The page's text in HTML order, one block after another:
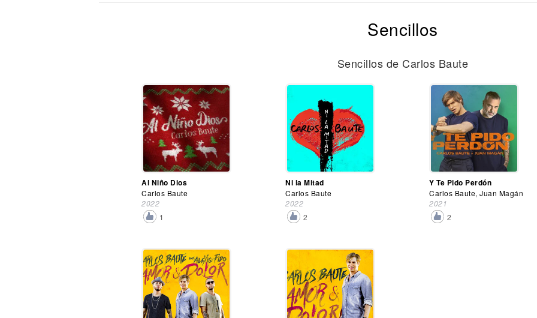
Sencillos
Sencillos de Carlos Baute
Al Niño Dios
Carlos Baute
2022
1
Ni la Mitad
Carlos Baute
2022
2
Y Te Pido Perdón
Carlos Baute, Juan Magán
2021
2